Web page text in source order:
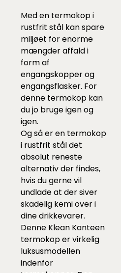
Med en termokop i
rustfrit stål kan spare
miljøet for enorme
mængder affald i
form af
engangskopper og
engangsflasker. For
denne termokop kan
du jo bruge igen og
igen.
Og så er en termokop
i rustfrit stål det
absolut reneste
alternativ der findes,
hvis du gerne vil
undlade at der siver
skadelig kemi over i
dine drikkevarer.
Denne Klean Kanteen
termokop er virkelig
luksusmodellen
indenfor